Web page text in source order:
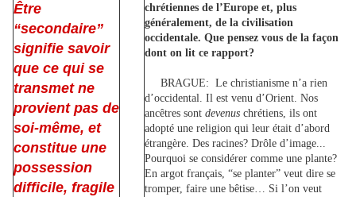
Être
“secondaire”
signifie savoir
que ce qui se
transmet ne
provient pas de
soi-même, et
constitue une
possession
difficile, fragile
chrétiennes de l’Europe et, plus
généralement, de la civilisation
occidentale. Que pensez vous de la façon
dont on lit ce rapport?
BRAGUE: Le christianisme n’a rien
d’occidental. Il est venu d’Orient. Nos
ancêtres sont devenus chrétiens, ils ont
adopté une religion qui leur était d’abord
étrangère. Des racines? Drôle d’image...
Pourquoi se considérer comme une plante?
En argot français, “se planter” veut dire se
tromper, faire une bêtise… Si l’on veut